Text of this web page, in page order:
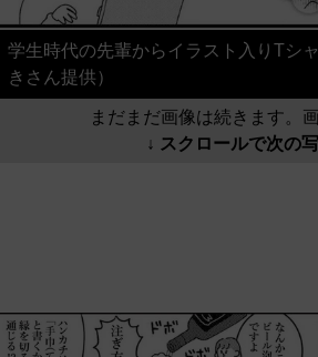
学生時代の先輩からイラスト入りTシ
きさん提供）
まだまだ画像は続きます。
↓ スクロールで次の